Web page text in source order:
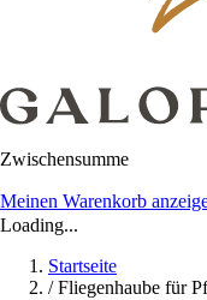
Zwischensumme
Meinen Warenkorb
Loading...
Startseite
/ Fliegenhaube für